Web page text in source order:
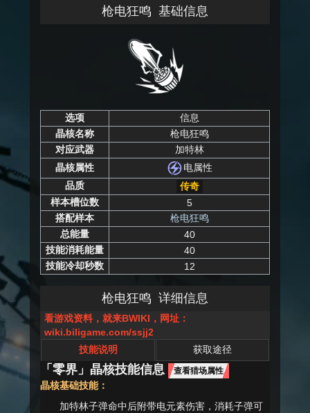
枪电狂鸣 基础信息
选项
信息
晶核名称
枪电狂鸣
对应武器
加特林
晶核属性
电属性
品质
传奇
样本槽位数
5
搭配样本
枪电狂鸣
总能量
40
技能消耗能量
40
技能冷却秒数
12
枪电狂鸣 详细信息
看游戏资料，就来BWIKI，网址：
wiki.biligame.com/ssjj2
技能说明 获取途径
「零界」晶核技能信息 查看猎场属性
晶核基础技能：
加特林子弹命中后附带电元素伤害，消耗子弹可